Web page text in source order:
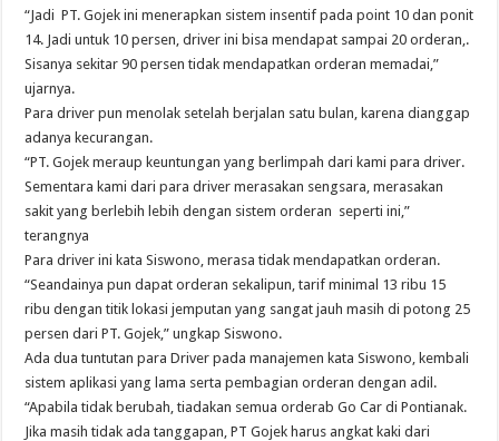
“Jadi PT. Gojek ini menerapkan sistem insentif pada point 10 dan ponit
14. Jadi untuk 10 persen, driver ini bisa mendapat sampai 20 orderan,.
Sisanya sekitar 90 persen tidak mendapatkan orderan memadai,”
ujarnya.
Para driver pun menolak setelah berjalan satu bulan, karena dianggap
adanya kecurangan.
“PT. Gojek meraup keuntungan yang berlimpah dari kami para driver.
Sementara kami dari para driver merasakan sengsara, merasakan
sakit yang berlebih lebih dengan sistem orderan seperti ini,”
terangnya
Para driver ini kata Siswono, merasa tidak mendapatkan orderan.
“Seandainya pun dapat orderan sekalipun, tarif minimal 13 ribu 15
ribu dengan titik lokasi jemputan yang sangat jauh masih di potong 25
persen dari PT. Gojek,” ungkap Siswono.
Ada dua tuntutan para Driver pada manajemen kata Siswono, kembali
sistem aplikasi yang lama serta pembagian orderan dengan adil.
“Apabila tidak berubah, tiadakan semua orderab Go Car di Pontianak.
Jika masih tidak ada tanggapan, PT Gojek harus angkat kaki dari